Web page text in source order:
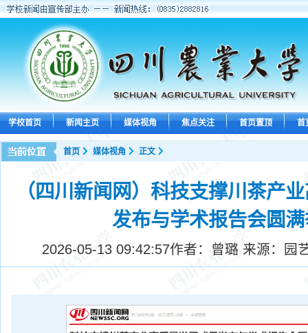
学校首页 新闻主页 媒体视角 焦点关注 首页置顶 首
首页 媒体视角 正文
（四川新闻网）科技支撑川茶产
发布与学术报告会圆
2026-05-13 09:42:57作者：曾璐 来源：园